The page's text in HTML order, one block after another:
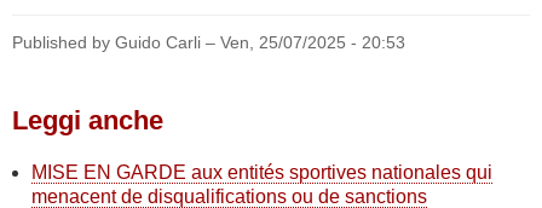
Published by Guido Carli – Ven, 25/07/2025 - 20:53
Leggi anche
MISE EN GARDE aux entités sportives nationales qui
menacent de disqualifications ou de sanctions